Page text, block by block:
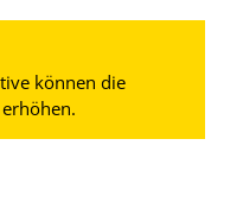
können die